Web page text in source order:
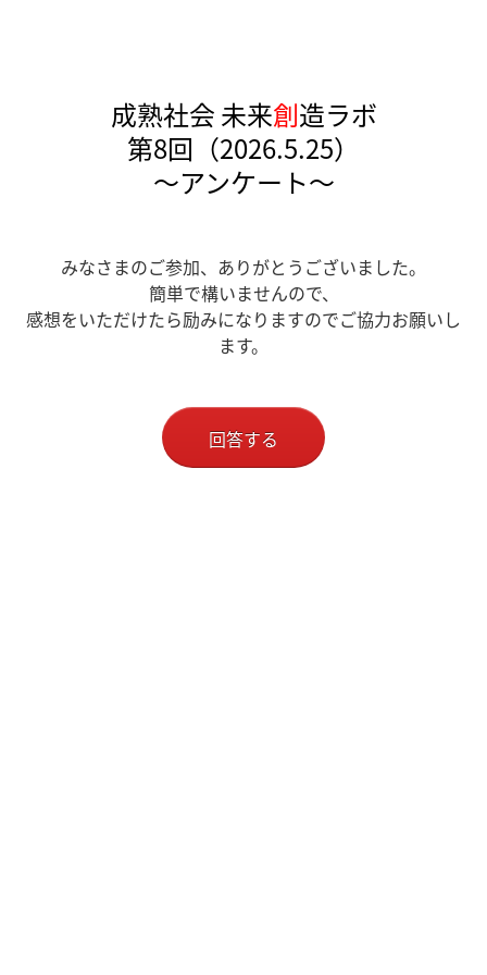
成熟社会 未来創造ラボ
第8回（2026.5.25）
～アンケート～
みなさまのご参加、ありがとうございました。
簡単で構いませんので、
感想をいただけたら励みになりますのでご協力お願いし
ます。
回答する